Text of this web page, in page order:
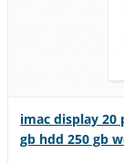
imac display 20
gb hdd 250 gb